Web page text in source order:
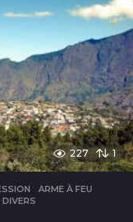
227 1
,ARME À FEU